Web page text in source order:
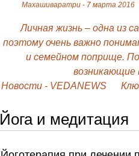
Махашиваратри - 7 марта 2016
Личная жизнь – одна из
поэтому очень важно
и семейном поприще.
возникающие
Новости - VEDANEWS
Йога и медитация